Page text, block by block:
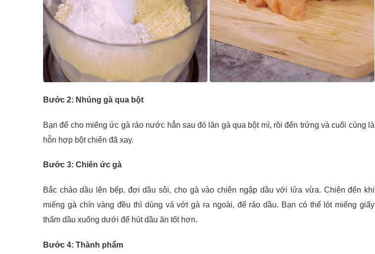
Bước 2: Nhúng gà qua bột
Bạn để cho miếng ức gà ráo nước hẳn sau đó lăn gà qua bột mì, rồi đến trứng và cuối cùng là
hỗn hợp bột chiên đã xay.
Bước 3: Chiên ức gà
Bắc chảo dầu lên bếp, đợi dầu sôi, cho gà vào chiên ngập dầu với lửa vừa. Chiên đến khi
miếng gà chín vàng đều thì dùng vá vớt gà ra ngoài, để ráo dầu. Bạn có thể lót miếng giấy
thấm dầu xuống dưới để hút dầu ăn tốt hơn.
Bước 4: Thành phẩm